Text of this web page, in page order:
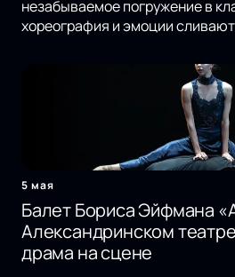
незабываемое погружение в
хореография и эмоции
5 мая
Балет Бориса Эйфмана
Александринском
драма на сцене